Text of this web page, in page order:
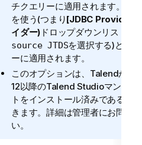
チクエリーに適用されます。
を使う(つまり[JDBC Provider]
イダー) ドロップダウンリストか
source JTDSを選択する)と、
ーに適用されます。
このオプションは、 Talendが提
12以降のTalend Studioマンスリ
トをインストール済みである場
きます。詳細は管理者にお問い
い。